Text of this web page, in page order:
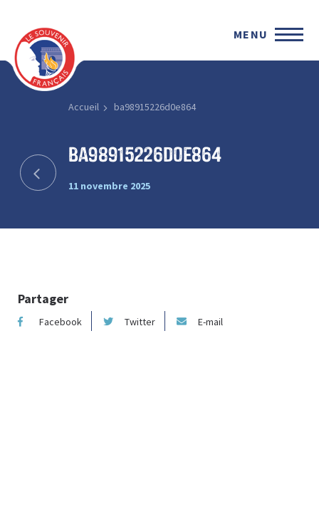
MENU
Accueil ba98915226d0e864
ba98915226d0e864
11 novembre 2025
Partager
Facebook Twitter E-mail